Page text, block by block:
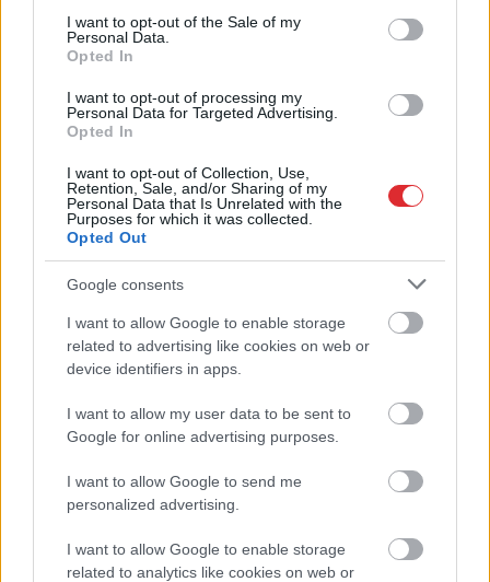
consent section.
I want to opt-out of the Sale of my
Personal Data.
Opted In
I want to opt-out of processing my
Personal Data for Targeted Advertising.
Opted In
I want to opt-out of Collection, Use,
Retention, Sale, and/or Sharing of my
Personal Data that Is Unrelated with the
Purposes for which it was collected.
Opted Out
Google consents
I want to allow Google to enable storage
related to advertising like cookies on web or
device identifiers in apps.
I want to allow my user data to be sent to
Google for online advertising purposes.
I want to allow Google to send me
personalized advertising.
I want to allow Google to enable storage
related to analytics like cookies on web or
Speciālisti nosauc laikus,
kad kafiju labāk nedzert –
tā var negatīvi ietekmēt
tavu ķermeni
ceļiem: turam īkšķus, lai neatrodi sarakstā
savu auto
Bezdiploma, darba un izbijis slepkava!?
Vai tiešām jebkurš var kandidēt Saeimas
FOTO. “Vai tas ir normāli?” Guntars veikalā
nopērk tomātu, taču, pārgriežot to uz
pusēm, viņu sagaida pārsteigums
Atcelt Ziņot